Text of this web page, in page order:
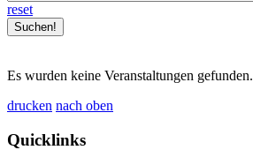
reset
Es wurden keine Veranstaltungen gefunden.
drucken nach oben
Quicklinks